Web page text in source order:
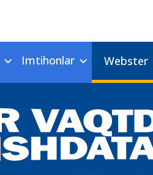
Imtihonlar Webster